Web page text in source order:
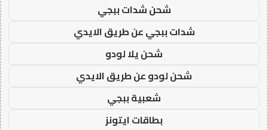
شحن شدات ببجي
شدات ببجي عن طريق الايدي
شحن يلا لودو
شحن لودو عن طريق الايدي
شعبية ببجي
بطاقات ايتونز